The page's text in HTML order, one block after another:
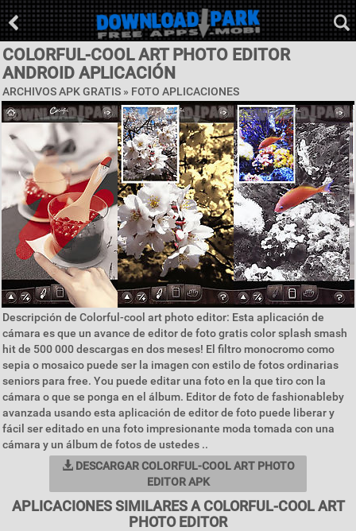
COLORFUL-COOL ART PHOTO EDITOR
ANDROID APLICACIÓN
ARCHIVOS APK GRATIS » FOTO APLICACIONES
Descripción de Colorful-cool art photo editor: Esta aplicación de
cámara es que un avance de editor de foto gratis color splash smash
hit de 500 000 descargas en dos meses! El filtro monocromo como
sepia o mosaico puede ser la imagen con estilo de fotos ordinarias
seniors para free. You puede editar una foto en la que tiro con la
cámara o que se ponga en el álbum. Editor de foto de fashionableby
avanzada usando esta aplicación de editor de foto puede liberar y
fácil ser editado en una foto impresionante moda tomada con una
cámara y un álbum de fotos de ustedes ..
DESCARGAR COLORFUL-COOL ART PHOTO
EDITOR APK
APLICACIONES SIMILARES A COLORFUL-COOL ART
PHOTO EDITOR